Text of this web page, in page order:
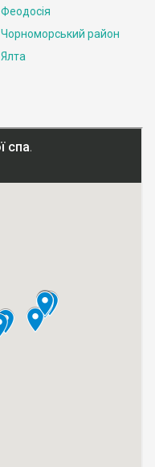
Феодосія
Чорноморський район
Ялта